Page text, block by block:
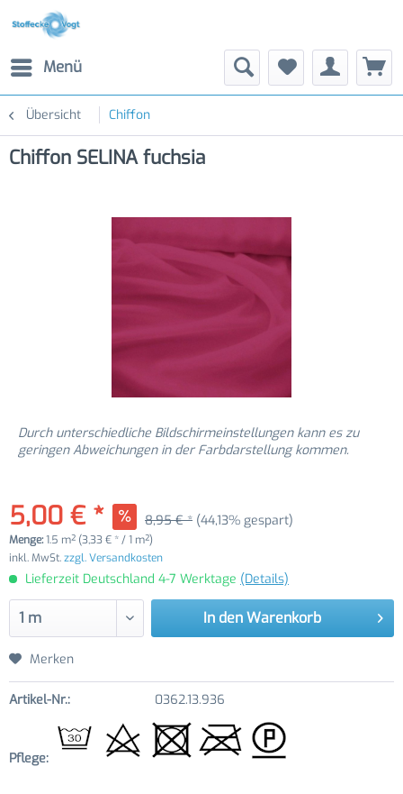
Menü
Übersicht Chiffon
Chiffon SELINA fuchsia
Durch unterschiedliche Bildschirmeinstellungen kann es zu
geringen Abweichungen in der Farbdarstellung kommen.
5,00 € * 8,95 € * (44,13% gespart)
Menge:1.5 m² (3,33 € * / 1 m²)
inkl. MwSt.zzgl. Versandkosten
Lieferzeit Deutschland 4-7 Werktage (Details)
In den Warenkorb
Merken
Artikel-Nr.: 0362.13.936
Pflege: